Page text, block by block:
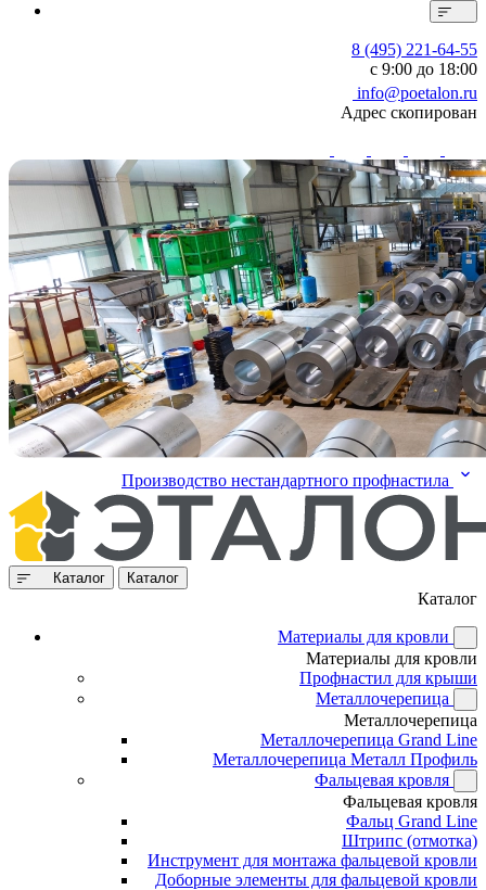
8 (495) 221-64-55
с 9:00 до 18:00
info@poetalon.ru
Адрес скопирован
Производство нестандартного профнастила
Каталог Каталог
Каталог
Материалы для кровли
Материалы для кровли
Профнастил для крыши
Металлочерепица
Металлочерепица
Металлочерепица Grand Line
Металлочерепица Металл Профиль
Фальцевая кровля
Фальцевая кровля
Фальц Grand Line
Штрипс (отмотка)
Инструмент для монтажа фальцевой кровли
Доборные элементы для фальцевой кровли